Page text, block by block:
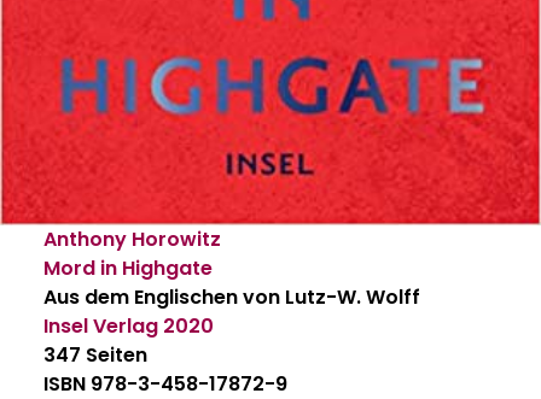
Anthony Horowitz
Mord in Highgate
Aus dem Englischen von Lutz-W. Wolff
Insel Verlag 2020
347 Seiten
ISBN 978-3-458-17872-9